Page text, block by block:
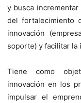
y busca
del fortalecimiento
innovación
soporte) y facilitar
Tiene como
innovación en los
impulsar el